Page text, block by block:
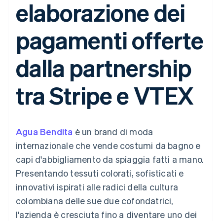
flessibile
Metodi di
pagamento
oltre 125
Terminal
Pagamenti di
persona
Authorization
Accettazione
ottimizzata
accelerato
Financial
Connections
Conti finanziari
collegati
della contabilità
Stripe Sigma
personalizzati
Data Pipeline
dei dati
Product roadmap
Gestione del denaro
Piattaforme
SaaS
Per settore
Aziende di IA
Creator economy
Gaming
Ospitalità, viaggi e
Assicurazione
intrattenimento
Organizzazioni non
profit
Servizi professionali
Pubblica
amministrazione
Commercio al dettaglio
Gestire gli
abbonamenti
Offrire addebiti in base
Emettere carte
garantite da stablecoin
Esegui il provisioning e
gestisci i servizi con gli
agenti
Risorse
Integrazioni app
Esempi di codice
Blog per sviluppatori
Stato dell'API
Roadmap del prodotto
Conferenza annuale
Lavora con noi
Sala stampa
Stripe Press
Recapiti
elaborazione dei
pagamenti offerte
dalla partnership
tra Stripe e VTEX
Agua Bendita è un brand di moda
internazionale che vende costumi da bagno e
capi d'abbigliamento da spiaggia fatti a mano.
Presentando tessuti colorati, sofisticati e
innovativi ispirati alle radici della cultura
colombiana delle sue due cofondatrici,
l'azienda è cresciuta fino a diventare uno dei